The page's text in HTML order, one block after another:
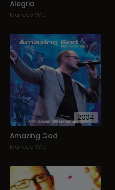
Alegria
Marcos Witt
2004
Amazing God
Marcos Witt